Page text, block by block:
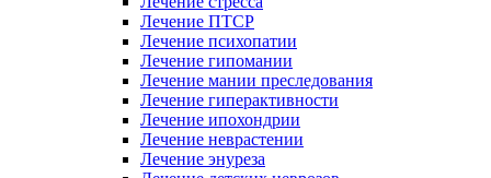
Лечение ПТСР
Лечение психопатии
Лечение гипомании
Лечение мании преследования
Лечение гиперактивности
Лечение ипохондрии
Лечение неврастении
Лечение энуреза